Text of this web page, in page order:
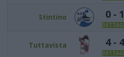
Stintino 0 - 1
Tuttavista 4 - 4